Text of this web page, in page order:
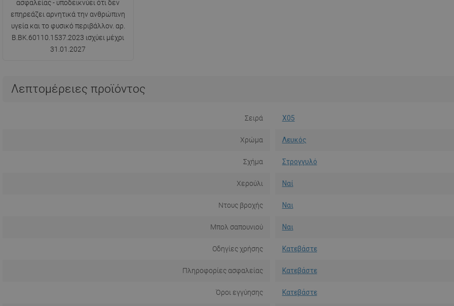
ασφαλείας - υποδεικνύει ότι δεν
επηρεάζει αρνητικά την ανθρώπινη
υγεία και το φυσικό περιβάλλον. αρ.
B.BK.60110.1537.2023 ισχύει μέχρι
31.01.2027
Λεπτομέρειες προϊόντος
Σειρά X05
Χρώμα Λευκός
Σχήμα Στρογγυλό
Χερούλι Ναί
Ντους βροχής Ναι
Μπολ σαπουνιού Ναι
Οδηγίες χρήσης Κατεβάστε
Πληροφορίες ασφαλείας Κατεβάστε
Όροι εγγύησης Κατεβάστε